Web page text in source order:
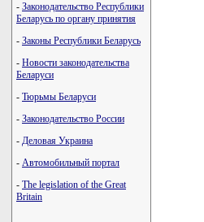
- Законодательство Республики
Беларусь по органу принятия
- Законы Республики Беларусь
- Новости законодательства
Беларуси
- Тюрьмы Беларуси
- Законодательство России
- Деловая Украина
- Автомобильный портал
- The legislation of the Great
Britain